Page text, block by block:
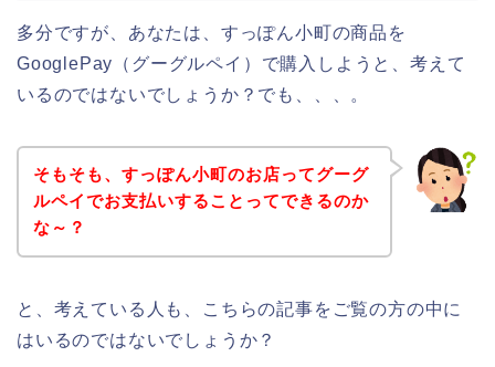
多分ですが、あなたは、すっぽん小町の商品を
GooglePay（グーグルペイ）で購入しようと、考えて
いるのではないでしょうか？でも、、、。
そもそも、すっぽん小町のお店ってグーグ
ルペイでお支払いすることってできるのか
な～？
と、考えている人も、こちらの記事をご覧の方の中に
はいるのではないでしょうか？